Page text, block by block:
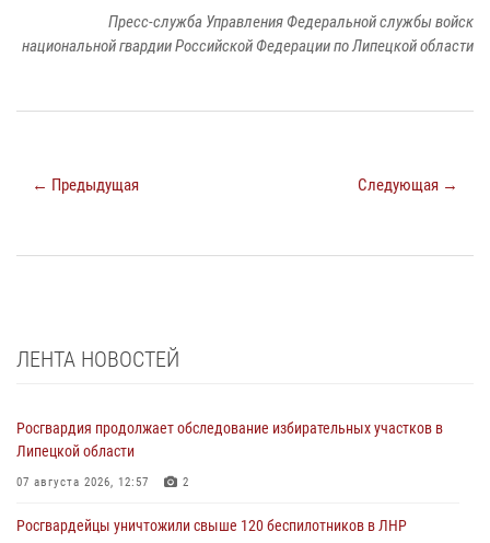
Пресс-служба Управления Федеральной службы войск
национальной гвардии Российской Федерации по Липецкой области
← Предыдущая Следующая →
ЛЕНТА НОВОСТЕЙ
Росгвардия продолжает обследование избирательных участков в
Липецкой области
07 августа 2026, 12:57 2
Росгвардейцы уничтожили свыше 120 беспилотников в ЛНР